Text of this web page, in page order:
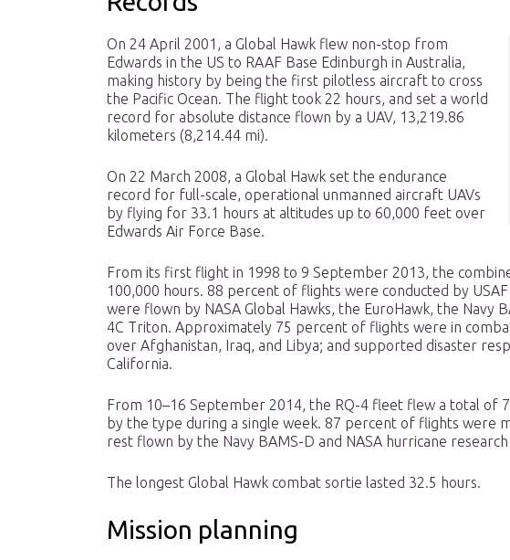
On 24 April 2001, a Global Hawk flew non-stop from
Edwards in the US to RAAF Base Edinburgh in Australia,
making history by being the first pilotless aircraft to cross
the Pacific Ocean. The flight took 22 hours, and set a world
record for absolute distance flown by a UAV, 13,219.86
kilometers (8,214.44 mi).
On 22 March 2008, a Global Hawk set the endurance
record for full-scale, operational unmanned aircraft UAVs
by flying for 33.1 hours at altitudes up to 60,000 feet over
Edwards Air Force Base.
From its first flight in 1998 to 9 September 2013, the
100,000 hours. 88 percent of flights were conducted by
were flown by NASA Global Hawks, the EuroHawk, the Navy
4C Triton. Approximately 75 percent of flights were in
over Afghanistan, Iraq, and Libya; and supported disaster
California.
From 10–16 September 2014, the RQ-4 fleet flew a total of
by the type during a single week. 87 percent of flights were
rest flown by the Navy BAMS-D and NASA hurricane
The longest Global Hawk combat sortie lasted 32.5 hours.
Mission planning